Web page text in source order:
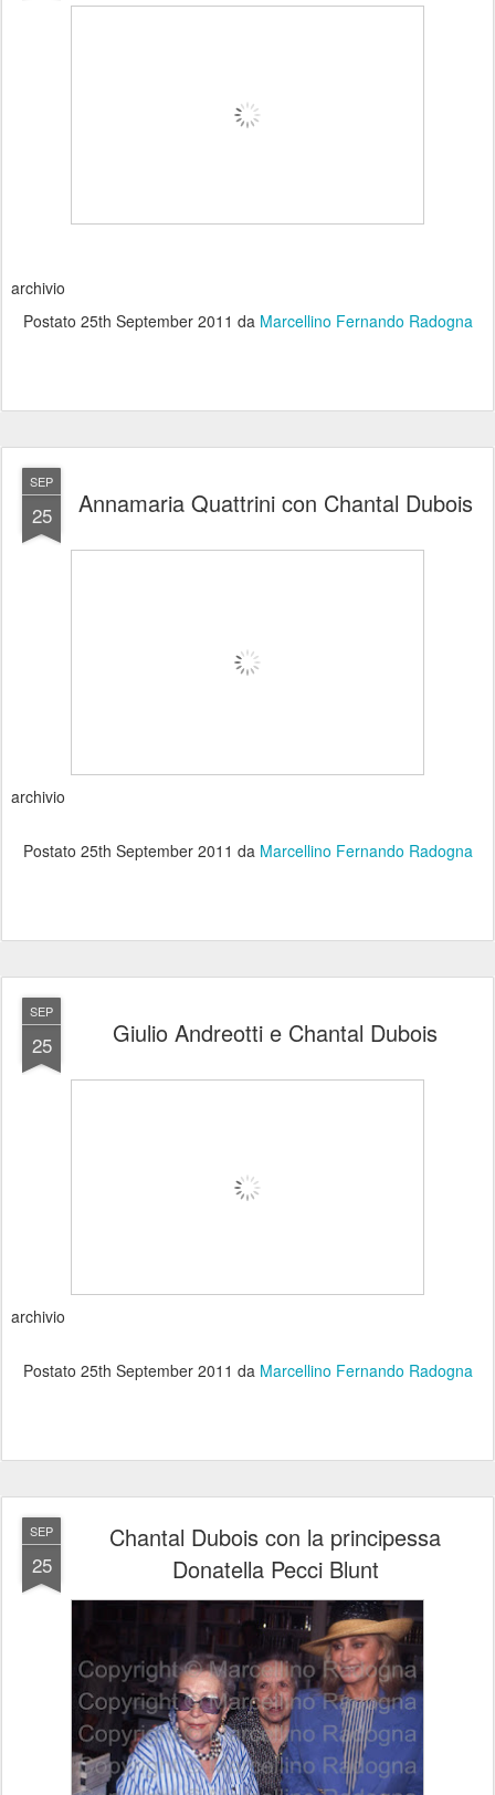
archivio
Postato 25th September 2011 da Marcellino Fernando Radogna
SEP
25 Annamaria Quattrini con Chantal Dubois
archivio
Postato 25th September 2011 da Marcellino Fernando Radogna
SEP
25 Giulio Andreotti e Chantal Dubois
archivio
Postato 25th September 2011 da Marcellino Fernando Radogna
SEP
25
Chantal Dubois con la principessa
Donatella Pecci Blunt